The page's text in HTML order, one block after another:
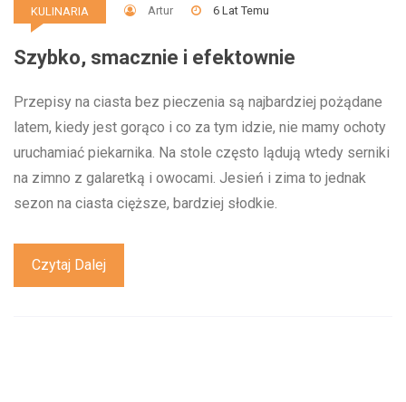
KULINARIA Artur 6 Lat Temu
Szybko, smacznie i efektownie
Przepisy na ciasta bez pieczenia są najbardziej pożądane
latem, kiedy jest gorąco i co za tym idzie, nie mamy ochoty
uruchamiać piekarnika. Na stole często lądują wtedy serniki
na zimno z galaretką i owocami. Jesień i zima to jednak
sezon na ciasta cięższe, bardziej słodkie.
Czytaj Dalej